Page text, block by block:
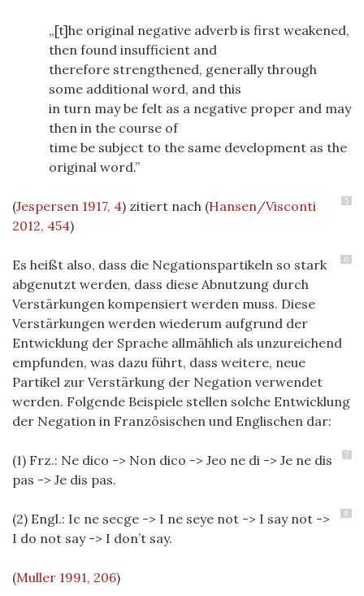
[t]he original negative adverb is first weakened,
then found insufficient and
therefore strengthened, generally through
some additional word, and this
in turn may be felt as a negative proper and may
then in the course of
time be subject to the same development as the
original word.
5
(Jespersen 1917, 4) zitiert nach (Hansen/Visconti
2012, 454)
6
Es heißt also, dass die Negationspartikeln so stark
abgenutzt werden, dass diese Abnutzung durch
Verstärkungen kompensiert werden muss. Diese
Verstärkungen werden wiederum aufgrund der
Entwicklung der Sprache allmählich als unzureichend
empfunden, was dazu führt, dass weitere, neue
Partikel zur Verstärkung der Negation verwendet
werden. Folgende Beispiele stellen solche Entwicklung
der Negation in Französischen und Englischen dar:
7
(1) Frz.: Ne dico -> Non dico -> Jeo ne di -> Je ne dis
pas -> Je dis pas.
8
(2) Engl.: Ic ne secge -> I ne seye not -> I say not ->
I do not say -> I don’t say.
(Muller 1991, 206)